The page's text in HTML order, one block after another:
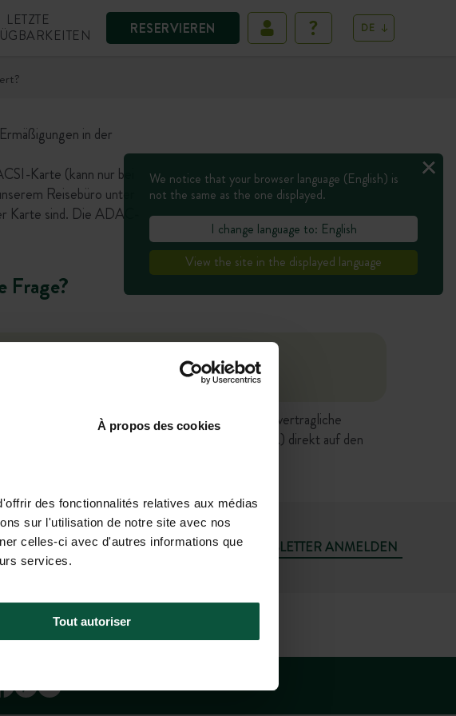
À propos des cookies
des fonctionnalités relatives aux médias
sur l'utilisation de notre site avec nos
celles-ci avec d'autres informations que
services.
Tout autoriser
RESERVIEREN
LETZTE
DE
in der
Karte (kann nur bei
Reisebüro unter
Karte sind. Die ADAC-
Frage?
Die bereitgestellten Antworten haben keine vertragliche
Verfügbarkeit, Verkaufsbedingungen, etc.) direkt auf den
We notice that your browser language (English) is
not the same as the one displayed.
I change language to: English
View the site in the displayed language
MICH FÜR DEN NEWSLETTER ANMELDEN
+49 392 9267 8201